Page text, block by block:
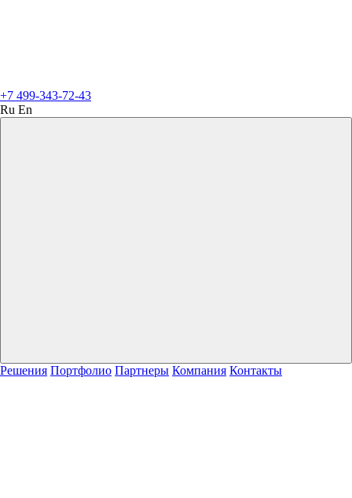
+7 499-343-72-43
Ru En
Решения Портфолио Партнеры Компания Контакты